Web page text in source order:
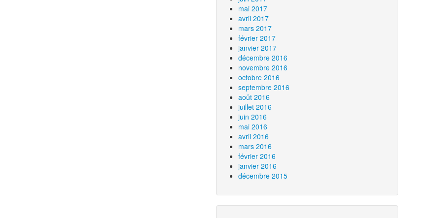
mai 2017
avril 2017
mars 2017
février 2017
janvier 2017
décembre 2016
novembre 2016
octobre 2016
septembre 2016
août 2016
juillet 2016
juin 2016
mai 2016
avril 2016
mars 2016
février 2016
janvier 2016
décembre 2015